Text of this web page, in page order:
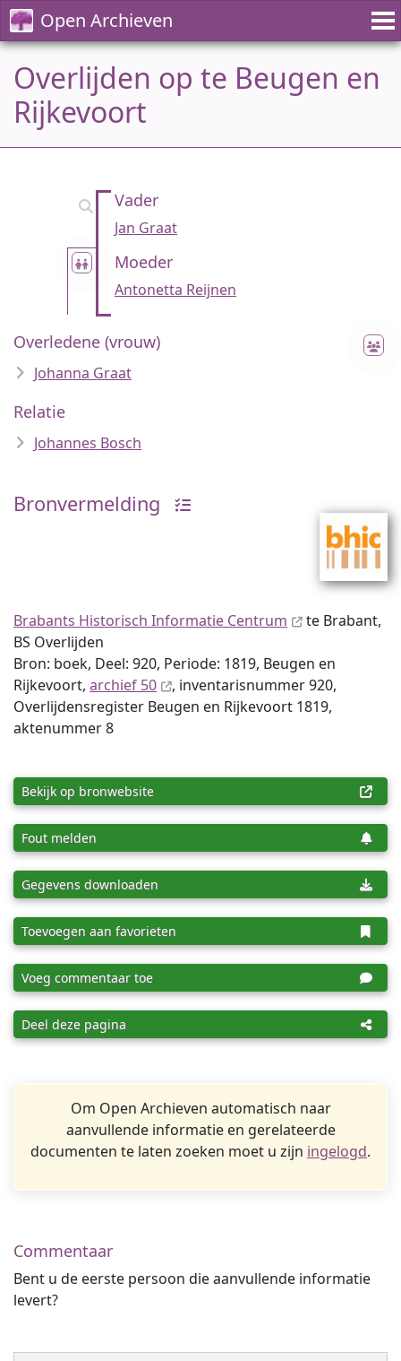
Open Archieven
Overlijden op te Beugen en
Rijkevoort
Vader
Jan Graat
Moeder
Antonetta Reijnen
Overledene (vrouw)
Johanna Graat
Relatie
Johannes Bosch
Bronvermelding
Brabants Historisch Informatie Centrum
te Brabant,
BS Overlijden
Bron: boek, Deel: 920, Periode: 1819, Beugen en
Rijkevoort, archief 50
, inventaris­num­mer 920,
Overlijdensregister Beugen en Rijkevoort 1819,
aktenummer 8
Bekijk op bronwebsite
Fout melden
Gegevens downloaden
Toevoegen aan favorieten
Voeg commentaar toe
Deel deze pagina
Om Open Archieven automatisch naar
aanvullende informatie en gerelateerde
documenten te laten zoeken moet u zijn ingelogd.
Commentaar
Bent u de eerste persoon die aanvullende informatie
levert?